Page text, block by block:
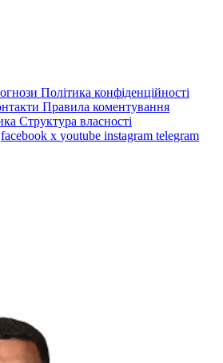
Політика конфіденційності
Правила коментування
Структура власності
facebook x youtube instagram telegram